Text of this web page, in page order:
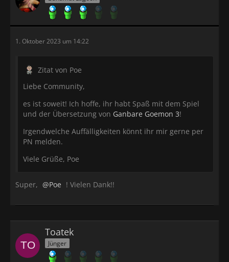
1. Oktober 2023 um 14:22
Zitat von Poe
Liebe Community,
es ist soweit! Ich hoffe, ihr habt Spaß mit dem Spiel
und der Übersetzung von Ganbare Goemon 3!
Irgendwelche Auffälligkeiten könnt ihr mir gerne per
PN melden.
Viele Grüße, Poe
Super, Poe ! Vielen Dank!!
Toatek
Jünger